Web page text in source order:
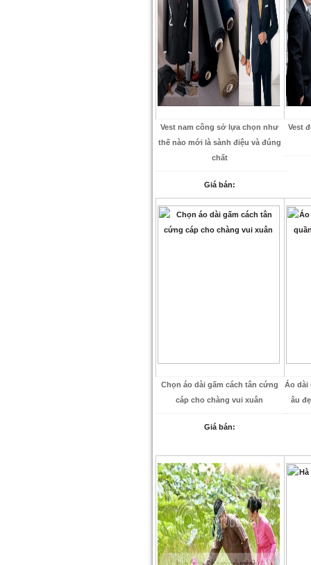
Vest nam công sở lựa chọn như
thế nào mới là sành điệu và đúng
chất
Giá bán:
Vest
Chọn áo dài gấm cách tân cứng
cáp cho chàng vui xuân
Giá bán:
Áo dài
âu